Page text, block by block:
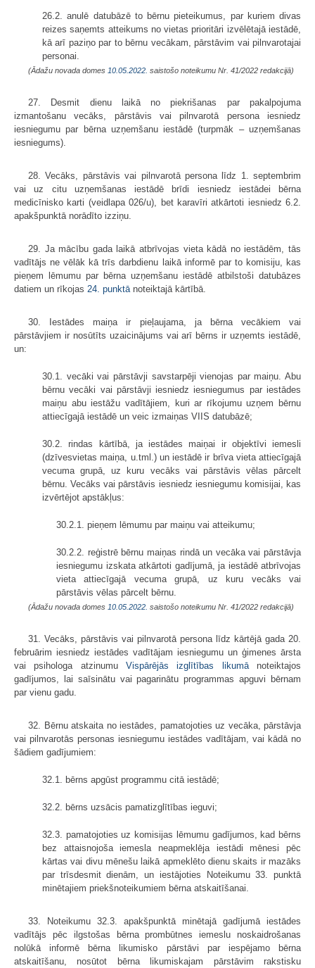
26.2. anulē datubāzē to bērnu pieteikumus, par kuriem divas
reizes saņemts atteikums no vietas prioritāri izvēlētajā iestādē,
kā arī paziņo par to bērnu vecākam, pārstāvim vai pilnvarotajai
personai.
(Ādažu novada domes 10.05.2022. saistošo noteikumu Nr. 41/2022 redakcijā)
27. Desmit dienu laikā no piekrišanas par pakalpojuma
izmantošanu vecāks, pārstāvis vai pilnvarotā persona iesniedz
iesniegumu par bērna uzņemšanu iestādē (turpmāk – uzņemšanas
iesniegums).
28. Vecāks, pārstāvis vai pilnvarotā persona līdz 1. septembrim
vai uz citu uzņemšanas iestādē brīdi iesniedz iestādei bērna
medicīnisko karti (veidlapa 026/u), bet karavīri atkārtoti iesniedz 6.2.
apakšpunktā norādīto izziņu.
29. Ja mācību gada laikā atbrīvojas vieta kādā no iestādēm, tās
vadītājs ne vēlāk kā trīs darbdienu laikā informē par to komisiju, kas
pieņem lēmumu par bērna uzņemšanu iestādē atbilstoši datubāzes
datiem un rīkojas 24. punktā noteiktajā kārtībā.
30. Iestādes maiņa ir pieļaujama, ja bērna vecākiem vai
pārstāvjiem ir nosūtīts uzaicinājums vai arī bērns ir uzņemts iestādē,
un:
30.1. vecāki vai pārstāvji savstarpēji vienojas par maiņu. Abu
bērnu vecāki vai pārstāvji iesniedz iesniegumus par iestādes
maiņu abu iestāžu vadītājiem, kuri ar rīkojumu uzņem bērnu
attiecīgajā iestādē un veic izmaiņas VIIS datubāzē;
30.2. rindas kārtībā, ja iestādes maiņai ir objektīvi iemesli
(dzīvesvietas maiņa, u.tml.) un iestādē ir brīva vieta attiecīgajā
vecuma grupā, uz kuru vecāks vai pārstāvis vēlas pārcelt
bērnu. Vecāks vai pārstāvis iesniedz iesniegumu komisijai, kas
izvērtējot apstākļus:
30.2.1. pieņem lēmumu par maiņu vai atteikumu;
30.2.2. reģistrē bērnu maiņas rindā un vecāka vai pārstāvja
iesniegumu izskata atkārtoti gadījumā, ja iestādē atbrīvojas
vieta attiecīgajā vecuma grupā, uz kuru vecāks vai
pārstāvis vēlas pārcelt bērnu.
(Ādažu novada domes 10.05.2022. saistošo noteikumu Nr. 41/2022 redakcijā)
31. Vecāks, pārstāvis vai pilnvarotā persona līdz kārtējā gada 20.
februārim iesniedz iestādes vadītājam iesniegumu un ģimenes ārsta
vai psihologa atzinumu Vispārējās izglītības likumānoteiktajos
gadījumos, lai saīsinātu vai pagarinātu programmas apguvi bērnam
par vienu gadu.
32. Bērnu atskaita no iestādes, pamatojoties uz vecāka, pārstāvja
vai pilnvarotās personas iesniegumu iestādes vadītājam, vai kādā no
šādiem gadījumiem:
32.1. bērns apgūst programmu citā iestādē;
32.2. bērns uzsācis pamatizglītības ieguvi;
32.3. pamatojoties uz komisijas lēmumu gadījumos, kad bērns
bez attaisnojoša iemesla neapmeklēja iestādi mēnesi pēc
kārtas vai divu mēnešu laikā apmeklēto dienu skaits ir mazāks
par trīsdesmit dienām, un iestājoties Noteikumu 33. punktā
minētajiem priekšnoteikumiem bērna atskaitīšanai.
33. Noteikumu 32.3. apakšpunktā minētajā gadījumā iestādes
vadītājs pēc ilgstošas bērna prombūtnes iemeslu noskaidrošanas
nolūkā informē bērna likumisko pārstāvi par iespējamo bērna
atskaitīšanu, nosūtot bērna likumiskajam pārstāvim rakstisku